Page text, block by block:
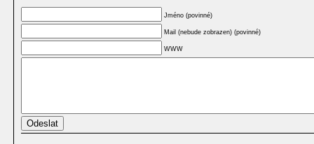
Jméno (povinné)
Mail (nebude zobrazen) (povinné)
WWW